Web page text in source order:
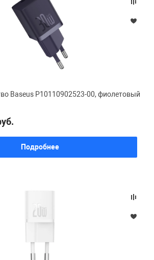
Baseus P10110902523-00, фиолетовый
Подробнее